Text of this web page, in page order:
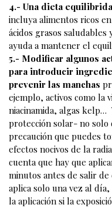
4.- Una dieta
incluya alimentos ricos
ácidos grasos saludables
ayuda a mantener el
5.- Modificar algunos
para introducir
prevenir las manchas
ejemplo, activos como la
niacinamida, algas
protección solar- no solo
precaución que puedes
efectos nocivos de la
cuenta que hay que
minutos antes de salir de
aplica solo una vez al
la aplicación si la